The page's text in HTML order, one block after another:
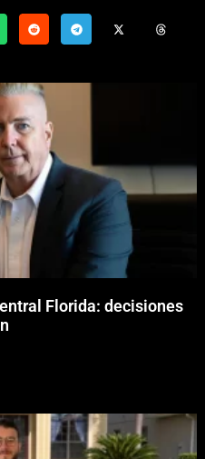
Florida: decisiones